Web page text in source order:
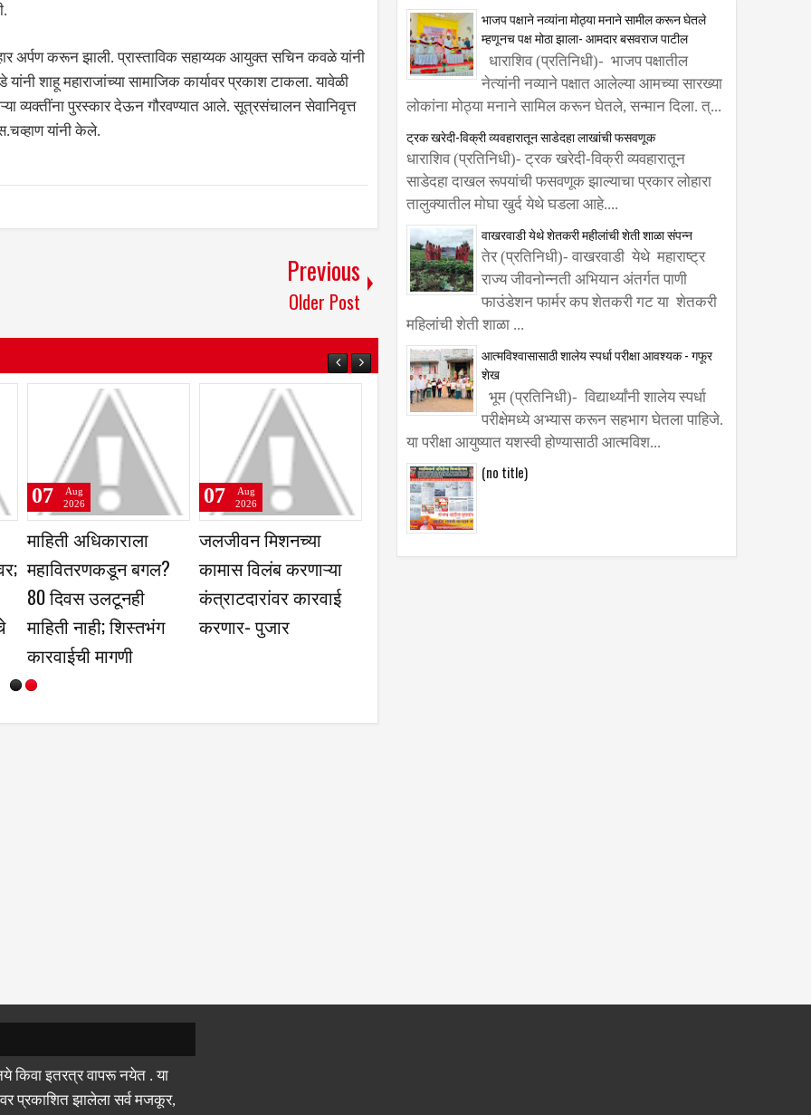
अर्पण करून झाली. प्रास्ताविक सहाय्यक आयुक्त सचिन कवळे यांनी
शाहू महाराजांच्या सामाजिक कार्यावर प्रकाश टाकला. यावेळी
व्यक्तींना पुरस्कार देऊन गौरवण्यात आले. सूत्रसंचालन सेवानिवृत्त
यांनी केले.
Previous
Older Post
पुरस्कार'
जाहीर
भाजी मंडई आरक्षित
जागेवरील बांधकाम
थांबवावे, नगर परिषदेची
नोटीस
07
तुळजापूरात वजन काटे
तपासणीचा प्रश्न ऐरणीवर;
मापनशास्त्र विभागाच्या
कार्यपद्धतीवर नागरिकांचे
07
भाजप पक्षाने नव्यांना मोठ्या मनाने सामील करून घेतले
म्हणूनच पक्ष मोठा झाला- आमदार बसवराज पाटील
धाराशिव (प्रतिनिधी)- भाजप पक्षातील
नेत्यांनी नव्याने पक्षात आलेल्या आमच्या सारख्या
लोकांना मोठ्या मनाने सामिल करून घेतले, सन्मान दिला. त्...
ट्रक खरेदी-विक्री व्यवहारातून साडेदहा लाखांची फसवणूक
धाराशिव (प्रतिनिधी)- ट्रक खरेदी-विक्री व्यवहारातून
साडेदहा दाखल रूपयांची फसवणूक झाल्याचा प्रकार लोहारा
तालुक्यातील मोघा खुर्द येथे घडला आहे....
वाखरवाडी येथे शेतकरी महीलांची शेती शाळा संपन्न
तेर (प्रतिनिधी)- वाखरवाडी येथे महाराष्ट्र
राज्य जीवनोन्नती अभियान अंतर्गत पाणी
फाउंडेशन फार्मर कप शेतकरी गट या शेतकरी
महिलांची शेती शाळा ...
आत्मविश्वासासाठी शालेय स्पर्धा परीक्षा आवश्यक - गफूर
शेख
भूम (प्रतिनिधी)- विद्यार्थ्यांनी शालेय स्पर्धा
परीक्षेमध्ये अभ्यास करून सहभाग घेतला पाहिजे.
या परीक्षा आयुष्यात यशस्वी होण्यासाठी आत्मविश...
(no title)
किवा इतरत्र वापरू नयेत . या
प्रकाशित झालेला सर्व मजकूर,